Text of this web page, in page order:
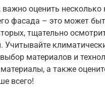
оценить
фасада – это может
тщательно
материалов и
а также
всего!